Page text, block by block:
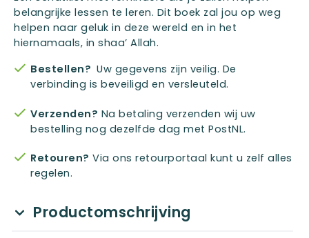
belangrijke lessen te leren. Dit boek zal jou op weg
helpen naar geluk in deze wereld en in het
hiernamaals, in shaa’ Allah.
Bestellen? Uw gegevens zijn veilig. De
verbinding is beveiligd en versleuteld.
Verzenden? Na betaling verzenden wij uw
bestelling nog dezelfde dag met PostNL.
Retouren? Via ons retourportaal kunt u zelf alles
regelen.
Productomschrijving